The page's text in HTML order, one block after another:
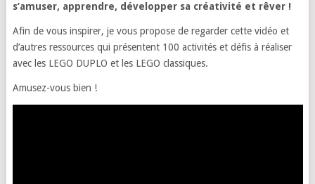
s’amuser, apprendre, développer sa créativité et rêver !
Afin de vous inspirer, je vous propose de regarder cette vidéo et
d’autres ressources qui présentent 100 activités et défis à réaliser
avec les LEGO DUPLO et les LEGO classiques.
Amusez-vous bien !